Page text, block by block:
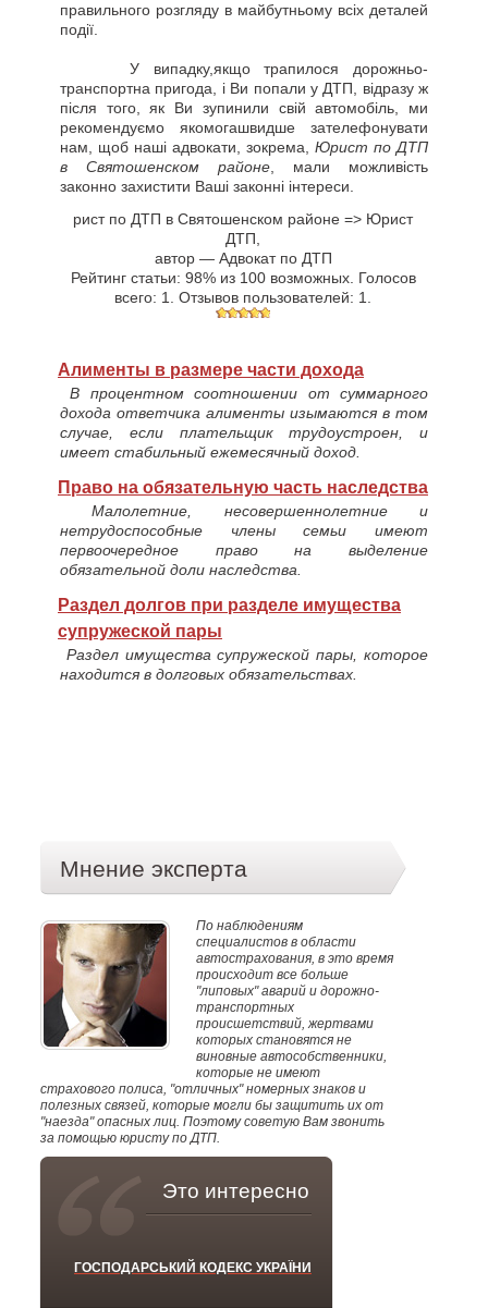
правильного розгляду в майбутньому всіх деталей
події.
У випадку,якщо трапилося дорожньо-
транспортна пригода, і Ви попали у ДТП, відразу ж
після того, як Ви зупинили свій автомобіль, ми
рекомендуємо якомогашвидше зателефонувати
нам, щоб наші адвокати, зокрема, Юрист по ДТП
в Святошенском районе , мали можливість
законно захистити Ваші законні інтереси.
рист по ДТП в Святошенском районе => Юрист
ДТП
автор — Адвокат по ДТП
Рейтинг статьи: 98% из 100возможных. Голосов
всего: 1 . Отзывов пользователей: 1
Алименты в размере части дохода
В процентном соотношении от суммарного
дохода ответчика алименты изымаются в том
случае, если плательщик трудоустроен, и
имеет стабильный ежемесячный доход.
Право на обязательную часть наследства
Малолетние, несовершеннолетние и
нетрудоспособные члены семьи имеют
первоочередное право на выделение
обязательной доли наследства.
Раздел долгов при разделе имущества
супружеской пары
Раздел имущества супружеской пары, которое
находится в долговых обязательствах.
Мнение эксперта
По наблюдениям
специалистов в области
автострахования, в это время
происходит все больше
"липовых" аварий и дорожно-
транспортных
происшетствий, жертвами
которых становятся не
виновные автособственники,
которые не имеют
страхового полиса, "отличных" номерных знаков и
полезных связей, которые могли бы защитить их от
"наезда" опасных лиц. Поэтому советую Вам звонить
за помощью юристу по ДТП.
Это интересно
ГОСПОДАРСЬКИЙ КОДЕКС УКРАЇНИ